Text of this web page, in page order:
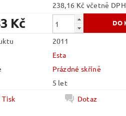
238,16 Kč včetně DPH
Kč
2011
Esta
Prázdné skříně
5 let
Tisk
Dotaz